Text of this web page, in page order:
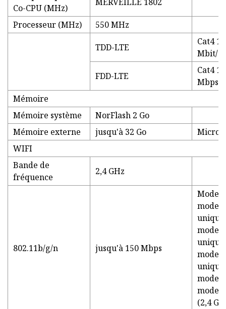
Co-CPU (MHz)
MERVEILLE 1802
Processeur (MHz) 550 MHz
TDD-LTE
Cat4
Mbit/s
FDD-LTE
Cat4
Mbps
Mémoire
Mémoire système
NorFlash 2 Go
Mémoire externe
jusqu'à 32 Go
Micro-
WIFI
Bande de
fréquence
2,4 GHz
802.11b/g/n jusqu'à 150 Mbps
Modes
mode
(2,4